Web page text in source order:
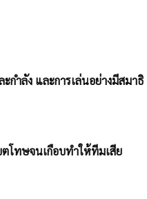
กำลัง และการเล่นอย่างมีสมาธิ
โทษจนเกือบทำให้ทีมเสีย